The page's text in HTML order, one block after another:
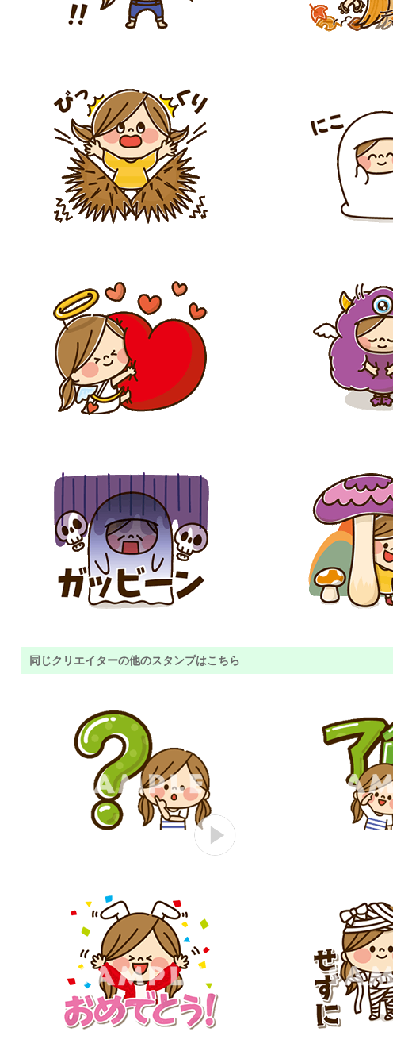
同じクリエイターの他のスタンプはこちら